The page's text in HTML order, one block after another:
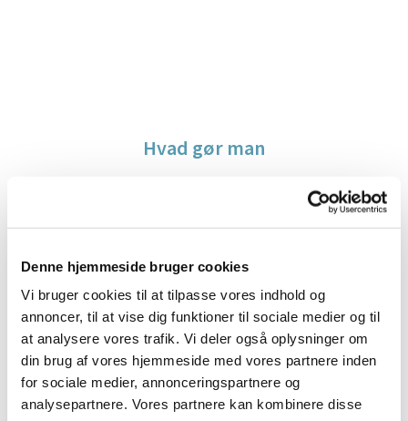
Denne hjemmeside bruger cookies
Vi bruger cookies til at tilpasse vores indhold og
annoncer, til at vise dig funktioner til sociale medier og til
at analysere vores trafik. Vi deler også oplysninger om
din brug af vores hjemmeside med vores partnere inden
for sociale medier, annonceringspartnere og
analysepartnere. Vores partnere kan kombinere disse
Hvad gør man
Fødsel og faderskab